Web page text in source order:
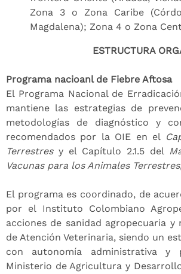
Zona 3 o Zona Caribe
Magdalena); Zona 4 o Zona
ESTRUCTURA
Programa nacioanl de Fiebre Aftosa
El Programa Nacional de
mantiene las estrategias de
metodologías de diagnóstico y
recomendados por la OIE en el
Terrestresy el Capítulo 2.1.5 del
Vacunas para los Animales Terrestres
El programa es coordinado, de
por el Instituto Colombiano
acciones de sanidad agropecuaria
de Atención Veterinaria, siendo un
con autonomía administrativa y
Ministerio de Agricultura y